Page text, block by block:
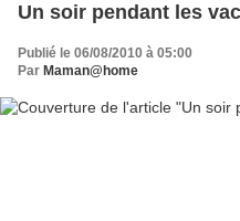
Un soir pendant les
Publié le 06/08/2010 à 05:00
Par Maman@home